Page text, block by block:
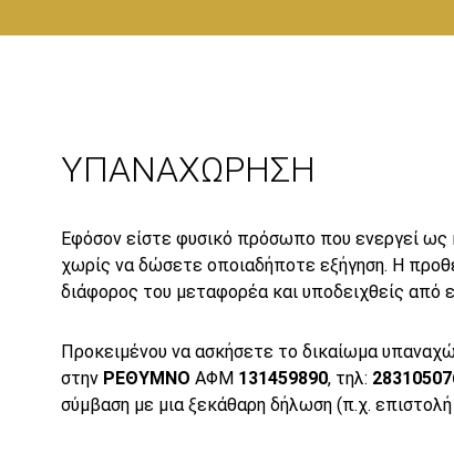
ΥΠΑΝΑΧΩΡΗΣΗ
Εφόσον είστε φυσικό πρόσωπο που ενεργεί
χωρίς να δώσετε οποιαδήποτε εξήγηση. Η
διάφορος του μεταφορέα και υποδειχθείς
Προκειμένου να ασκήσετε το δικαίωμα
στην ΡΕΘΥΜΝΟ ΑΦΜ 131459890, τηλ:
σύμβαση με μια ξεκάθαρη δήλωση (π.χ.